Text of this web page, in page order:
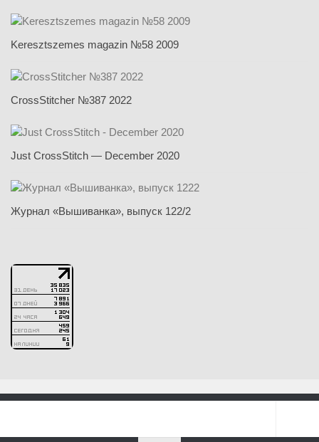
Keresztszemes magazin №58 2009
CrossStitcher №387 2022
Just CrossStitch — December 2020
Журнал «Вышиванка», выпуск 122/2